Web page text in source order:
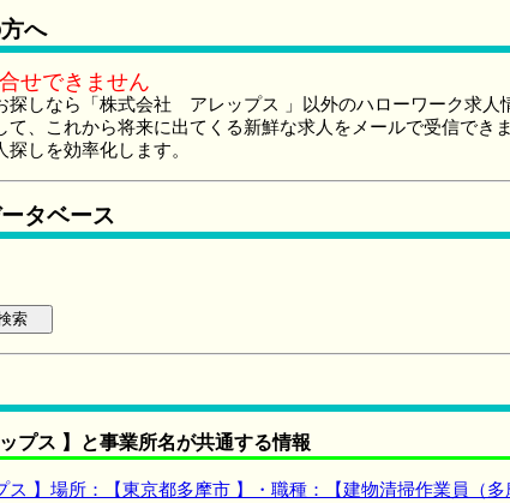
へ
せできません
探しなら「株式会社 アレップス 」以外のハローワーク求人
、これから将来に出てくる新鮮な求人をメールで受信できま
探しを効率化します。
タベース
プス 】と事業所名が共通する情報
】場所：【東京都多摩市 】・職種：【建物清掃作業員（多